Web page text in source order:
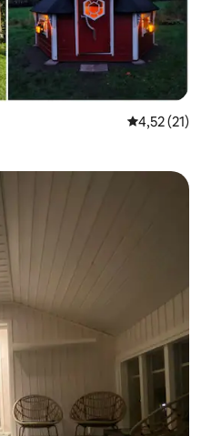
Évaluation
4,52 (21)